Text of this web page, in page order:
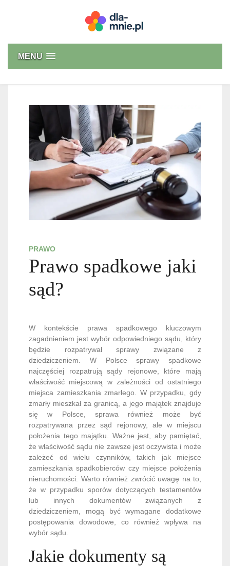
MENU
PRAWO
Prawo spadkowe jaki
sąd?
W kontekście prawa spadkowego kluczowym
zagadnieniem jest wybór odpowiedniego sądu, który
będzie rozpatrywał sprawy związane z
dziedziczeniem. W Polsce sprawy spadkowe
najczęściej rozpatrują sądy rejonowe, które mają
właściwość miejscową w zależności od ostatniego
miejsca zamieszkania zmarłego. W przypadku, gdy
zmarły mieszkał za granicą, a jego majątek znajduje
się w Polsce, sprawa również może być
rozpatrywana przez sąd rejonowy, ale w miejscu
położenia tego majątku. Ważne jest, aby pamiętać,
że właściwość sądu nie zawsze jest oczywista i może
zależeć od wielu czynników, takich jak miejsce
zamieszkania spadkobierców czy miejsce położenia
nieruchomości. Warto również zwrócić uwagę na to,
że w przypadku sporów dotyczących testamentów
lub innych dokumentów związanych z
dziedziczeniem, mogą być wymagane dodatkowe
postępowania dowodowe, co również wpływa na
wybór sądu.
Jakie dokumenty są